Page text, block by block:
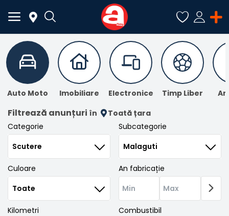
ADAUGĂ
ANUNȚ
Meniu Principal
Categorii
Acasă
Favorite
Autentificare
Auto Moto Imobiliare Electronice Timp Liber
Filtrează anunțuri în
Toată țara
Categorie
Subcategorie
Culoare An fabricație
Kilometri Combustibil